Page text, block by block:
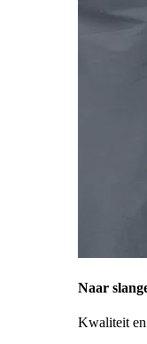
Naar
Kwaliteit en